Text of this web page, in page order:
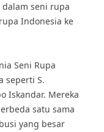
dalam seni rupa
Indonesia ke
Seni Rupa
seperti S.
Iskandar. Mereka
satu sama
yang besar